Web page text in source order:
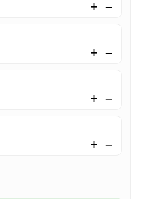
+ –
+ –
+ –
+ –